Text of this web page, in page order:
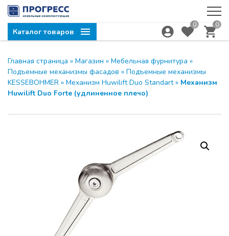
Каталог товаров
0 0
Главная страница » Магазин » Мебельная фурнитура »
Подъемные механизмы фасадов » Подъемные механизмы
KESSEBOHMER » Механизм Huwilift Duo Standart» Механизм
Huwilift Duo Forte (удлиненное плечо)